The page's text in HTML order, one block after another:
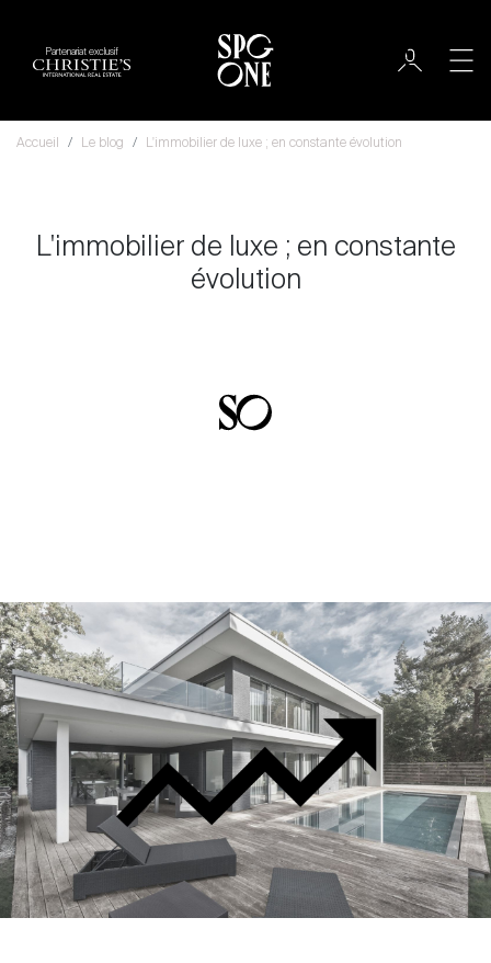
Partenariat exclusif
Accueil Le blog L'immobilier de luxe ; en constante évolution
L'immobilier de luxe ; en constante
évolution